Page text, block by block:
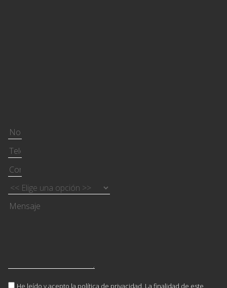
He leído y acepto la política de privacidad. La finalidad de este